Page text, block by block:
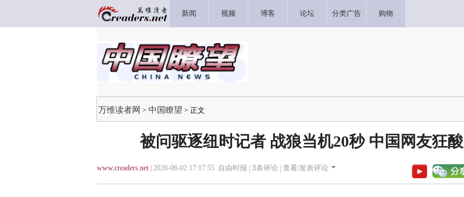
新闻 视频 博客 论坛 分类广告 购物
万维读者网 > 中国瞭望 > 正文
被问驱逐纽时记者 战狼当机20秒 中国网友狂酸
www.creaders.net| 2026-06-02 17:17:55 自由时报 | 3条评论 | 查看/发表评论